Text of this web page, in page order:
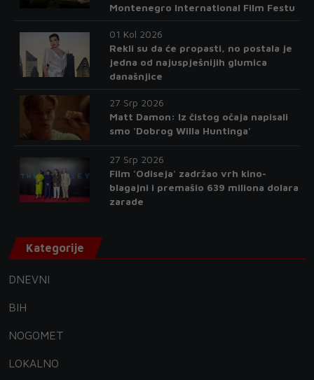
Montenegro International Film Festu
01 Kol 2026
Rekli su da će propasti, no postala je
jedna od najuspješnijih glumica
današnjice
27 Srp 2026
Matt Damon: Iz čistog očaja napisali
smo 'Dobrog Willa Huntinga'
27 Srp 2026
Film 'Odiseja' zadržao vrh kino-
blagajni i premašio 639 miliona dolara
zarade
Kategorije
DNEVNI
BIH
NOGOMET
LOKALNO